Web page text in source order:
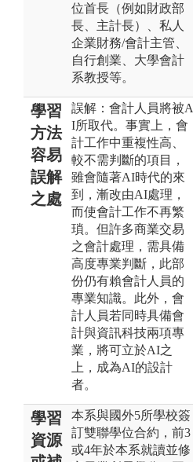
位首長（例如財政部
長、主計長）、私人
企業財務/會計主管、
自行創業、大學會計
系教授等。
學習
方法
容易
誤解
之處
誤解：會計人員將被A
I所取代。事實上，會
計工作中重複性高、
較不需判斷的項目，
雖會隨著AI時代的來
到，漸改由AI處理，
而使會計工作不再繁
瑣。但許多商業交易
之會計處理，需具備
高度專業判斷，此部
份仍有賴會計人員的
專業知識。此外，會
計人員若同時具備會
計與資訊科技兩項專
業，將可立於AI之
上，成為AI的設計
者。
學習
資源
本系與國外5所學校簽
訂雙聯學位合約，前3
或4年於本系就讀並修